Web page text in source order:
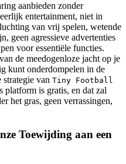
aanbieden zonder
entertainment, niet in
van vrij spelen, wetende
geen agressieve advertenties
voor essentiële functies.
de meedogenloze jacht op je
kunt onderdompelen in de
van Tiny Football
platform is gratis, en dat zal
het gras, geen verrassingen,
Toewijding aan een